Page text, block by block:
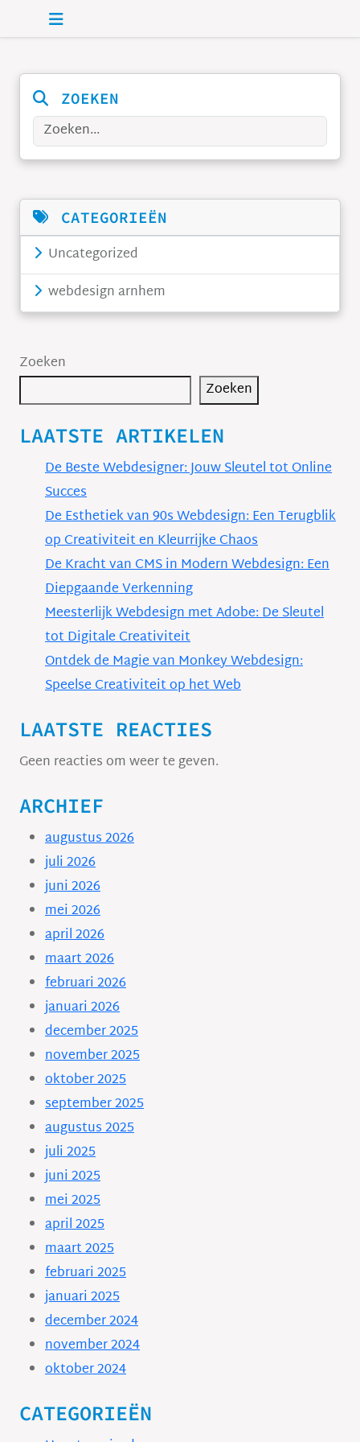
Skip to main content
ZOEKEN
Zoeken
CATEGORIEËN
Uncategorized
webdesign arnhem
Zoeken
Zoeken
LAATSTE ARTIKELEN
De Beste Webdesigner: Jouw Sleutel tot Online
Succes
De Esthetiek van 90s Webdesign: Een Terugblik
op Creativiteit en Kleurrijke Chaos
De Kracht van CMS in Modern Webdesign: Een
Diepgaande Verkenning
Meesterlijk Webdesign met Adobe: De Sleutel
tot Digitale Creativiteit
Ontdek de Magie van Monkey Webdesign:
Speelse Creativiteit op het Web
LAATSTE REACTIES
Geen reacties om weer te geven.
ARCHIEF
augustus 2026
juli 2026
juni 2026
mei 2026
april 2026
maart 2026
februari 2026
januari 2026
december 2025
november 2025
oktober 2025
september 2025
augustus 2025
juli 2025
juni 2025
mei 2025
april 2025
maart 2025
februari 2025
januari 2025
december 2024
november 2024
oktober 2024
CATEGORIEËN